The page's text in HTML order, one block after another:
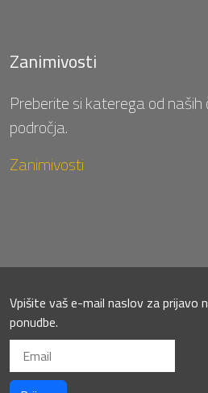
Zanimivosti
Preberite si katerega od
področja.
Zanimivosti
Vpišite vaš e-mail naslov za prijavo
ponudbe.